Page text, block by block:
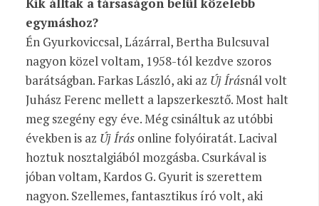
Kik álltak a társaságon belül közelebb
egymáshoz?
Én Gyurkoviccsal, Lázárral, Bertha Bulcsuval
nagyon közel voltam, 1958-tól kezdve szoros
barátságban. Farkas László, aki az Új Írásnál volt
Juhász Ferenc mellett a lapszerkesztő. Most halt
meg szegény egy éve. Még csináltuk az utóbbi
években is az Új Írásonline folyóiratát. Lacival
hoztuk nosztalgiából mozgásba. Csurkával is
jóban voltam, Kardos G. Gyurit is szerettem
nagyon. Szellemes, fantasztikus író volt, aki